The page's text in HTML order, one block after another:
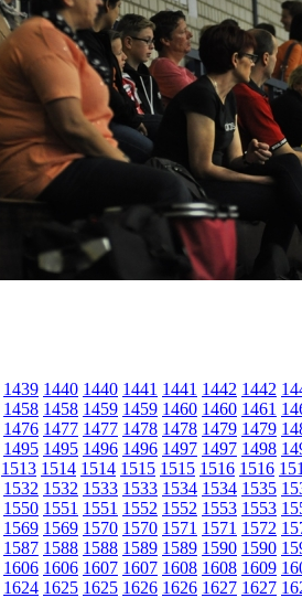
1439 1440 1440 1441 1441 1442 1442
1458 1458 1459 1459 1460 1460 1461
1476 1477 1477 1478 1478 1479 1479
1495 1495 1496 1496 1497 1497 1498
1513 1514 1514 1515 1515 1516 1516
1532 1532 1533 1533 1534 1534 1535
1550 1551 1551 1552 1552 1553 1553
1569 1569 1570 1570 1571 1571 1572
1587 1588 1588 1589 1589 1590 1590
1606 1606 1607 1607 1608 1608 1609
1624 1625 1625 1626 1626 1627 1627